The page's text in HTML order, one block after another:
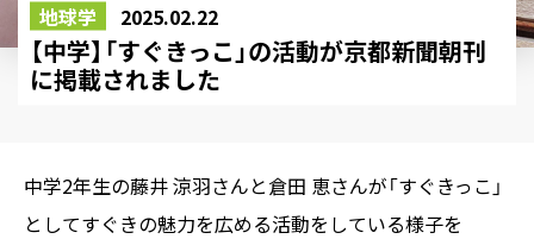
地球学 2025.02.22
【中学】「すぐきっこ」の活動が京都新聞朝刊
に掲載されました
中学2年生の藤井 涼羽さんと倉田 恵さんが「すぐきっこ」
としてすぐきの魅力を広める活動をしている様子を